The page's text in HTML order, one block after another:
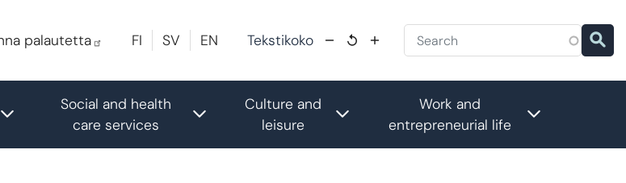
palautetta
FI SV EN Tekstikoko
Toggle submenu
Social and health
care services
Toggle submenu
Culture and
leisure
Toggle submenu
Work and
entrepreneurial life